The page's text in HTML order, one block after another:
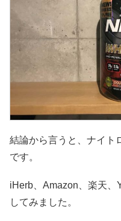
結論から言うと、ナイト
です。
iHerb、Amazon、楽天、
してみました。